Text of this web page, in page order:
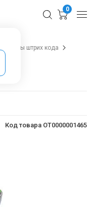
0
Сканеры штрих кода
Код товара OT0000001465